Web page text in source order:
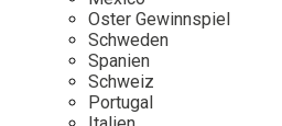
Mexico
Niederlande
Österreich
Persönlichkeiten
Our Story
Career
Kontakt
Impressum
Oster Gewinnspiel
Schweden
Spanien
Schweiz
Portugal